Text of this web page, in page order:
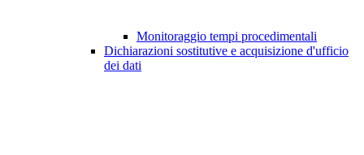
Monitoraggio tempi procedimentali
Dichiarazioni sostitutive e acquisizione d'ufficio
dei dati